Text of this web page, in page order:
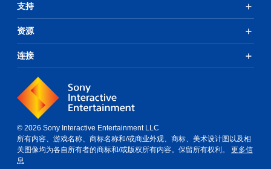
支持
资源
连接
© 2026 Sony Interactive Entertainment LLC
所有内容、游戏名称、商标名称和/或商业外观、商标、美术设计图以及相
关图像均为各自所有者的商标和/或版权所有内容。保留所有权利。 更多信
息